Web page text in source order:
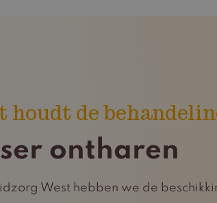
houdt de
ontharen
West hebben we de